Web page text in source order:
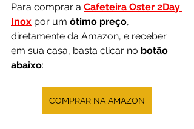
Para comprar a Cafeteira Oster 2Day
Inox por um ótimo preço,
diretamente da Amazon, e receber
em sua casa, basta clicar no botão
abaixo:
COMPRAR NA AMAZON